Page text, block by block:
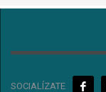
SOCIALÍZATE